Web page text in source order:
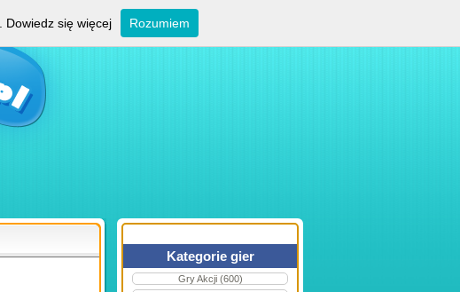
Kategorie gier
Gry Akcji (600)
Dowiedz się więcej Rozumiem